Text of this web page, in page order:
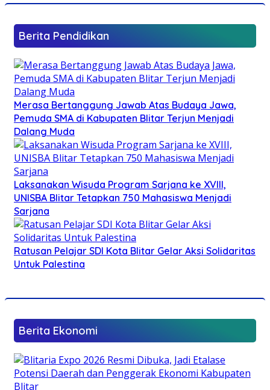
Berita Pendidikan
Merasa Bertanggung Jawab Atas Budaya Jawa,
Pemuda SMA di Kabupaten Blitar Terjun Menjadi
Dalang Muda
Laksanakan Wisuda Program Sarjana ke XVIII,
UNISBA Blitar Tetapkan 750 Mahasiswa Menjadi
Sarjana
Ratusan Pelajar SDI Kota Blitar Gelar Aksi Solidaritas
Untuk Palestina
Berita Ekonomi